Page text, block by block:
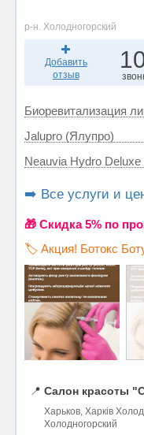
р-н. Холодногорский
Добавить
отзыв
Биоревитализация
Jalupro (Ялупро)
Neauvia Hydro
➡️ Все услуги и
🎁 Cкидка 5% по
🏷️ Акция! Ботокс
📍 Салон красоты
Харьков, Харків
Холодногорский